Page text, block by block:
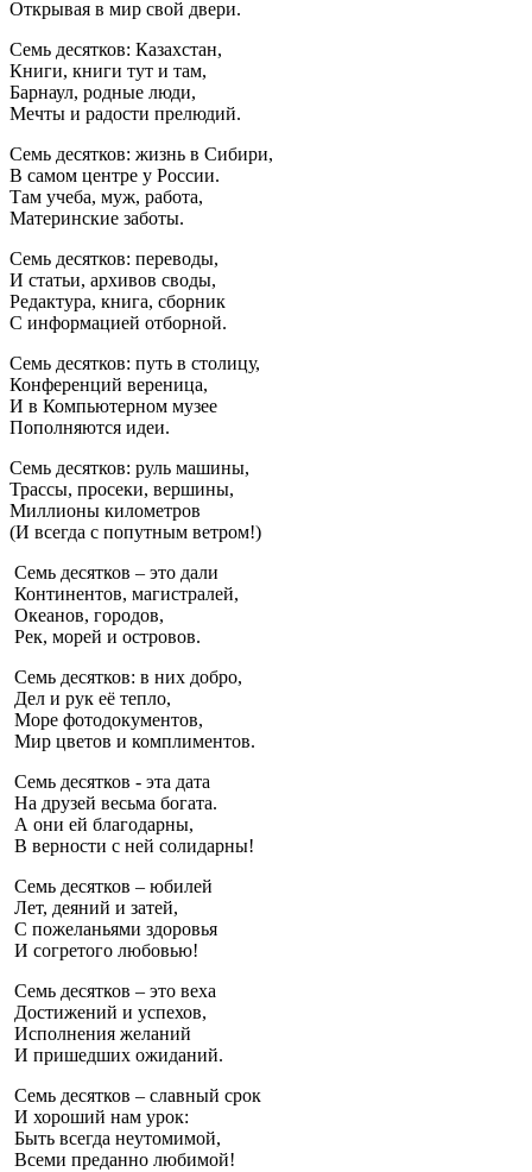
Открывая в мир свой двери.
Семь десятков: Казахстан,
Книги, книги тут и там,
Барнаул, родные люди,
Мечты и радости прелюдий.
Семь десятков: жизнь в Сибири,
В самом центре у России.
Там учеба, муж, работа,
Материнские заботы.
Семь десятков: переводы,
И статьи, архивов своды,
Редактура, книга, сборник
С информацией отборной.
Семь десятков: путь в столицу,
Конференций вереница,
И в Компьютерном музее
Пополняются идеи.
Семь десятков: руль машины,
Трассы, просеки, вершины,
Миллионы километров
(И всегда с попутным ветром!)
Семь десятков – это дали
Континентов, магистралей,
Океанов, городов,
Рек, морей и островов.
Семь десятков: в них добро,
Дел и рук её тепло,
Море фотодокументов,
Мир цветов и комплиментов.
Семь десятков - эта дата
На друзей весьма богата.
А они ей благодарны,
В верности с ней солидарны!
Семь десятков – юбилей
Лет, деяний и затей,
С пожеланьями здоровья
И согретого любовью!
Семь десятков – это веха
Достижений и успехов,
Исполнения желаний
И пришедших ожиданий.
Семь десятков – славный срок
И хороший нам урок:
Быть всегда неутомимой,
Всеми преданно любимой!